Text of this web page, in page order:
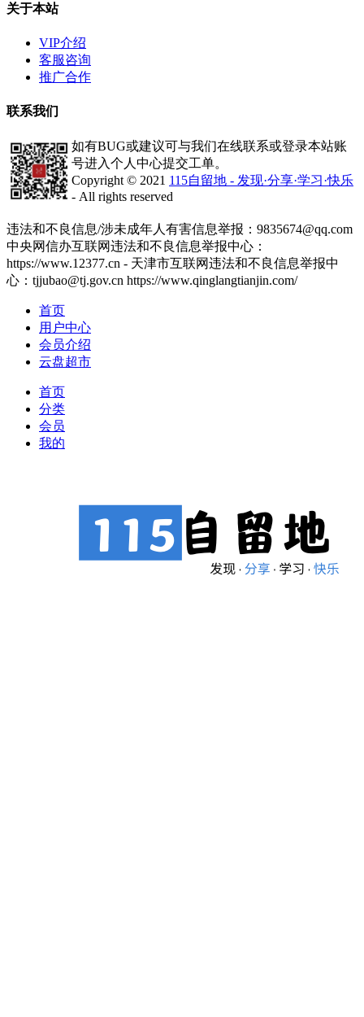
关于本站
VIP介绍
客服咨询
推广合作
联系我们
如有BUG或建议可与我们在线联系或登录本站账
号进入个人中心提交工单。
Copyright © 2021 115自留地 - 发现·分享·学习·快乐
- All rights reserved
违法和不良信息/涉未成年人有害信息举报：9835674@qq.com
中央网信办互联网违法和不良信息举报中心：
https://www.12377.cn - 天津市互联网违法和不良信息举报中
心：tjjubao@tj.gov.cn https://www.qinglangtianjin.com/
首页
用户中心
会员介绍
云盘超市
首页
分类
会员
我的